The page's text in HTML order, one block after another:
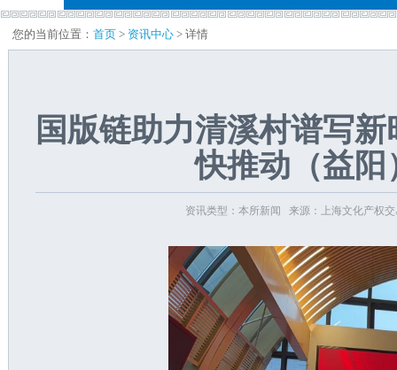
您的当前位置： 首页 > 资讯中心 > 详情
国版链助力清溪村谱写
快推动（益
资讯类型：本所新闻 来源：上海文化产权